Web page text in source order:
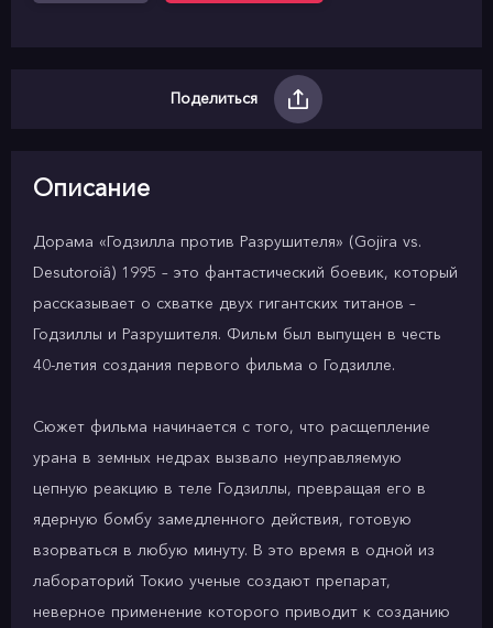
Поделиться
Описание
Дорама «Годзилла против Разрушителя» (Gojira vs.
Desutoroiâ) 1995 – это фантастический боевик, который
рассказывает о схватке двух гигантских титанов –
Годзиллы и Разрушителя. Фильм был выпущен в честь
40-летия создания первого фильма о Годзилле.
Сюжет фильма начинается с того, что расщепление
урана в земных недрах вызвало неуправляемую
цепную реакцию в теле Годзиллы, превращая его в
ядерную бомбу замедленного действия, готовую
взорваться в любую минуту. В это время в одной из
лабораторий Токио ученые создают препарат,
неверное применение которого приводит к созданию